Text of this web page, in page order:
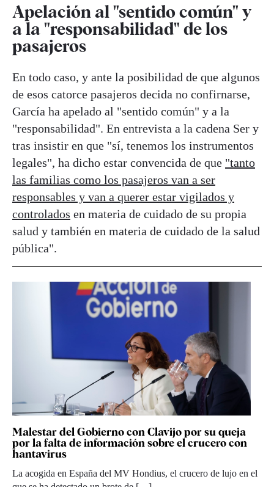
Apelación al "sentido común" y
a la "responsabilidad" de los
pasajeros
En todo caso, y ante la posibilidad de que algunos
de esos catorce pasajeros decida no confirnarse,
García ha apelado al "sentido común" y a la
"responsabilidad". En entrevista a la cadena Ser y
tras insistir en que "sí, tenemos los instrumentos
legales", ha dicho estar convencida de que "tanto
las familias como los pasajeros van a ser
responsables y van a querer estar vigilados y
controlados en materia de cuidado de su propia
salud y también en materia de cuidado de la salud
pública".
Malestar del Gobierno con Clavijo por su queja
por la falta de información sobre el crucero con
hantavirus
La acogida en España del MV Hondius, el crucero de lujo en el